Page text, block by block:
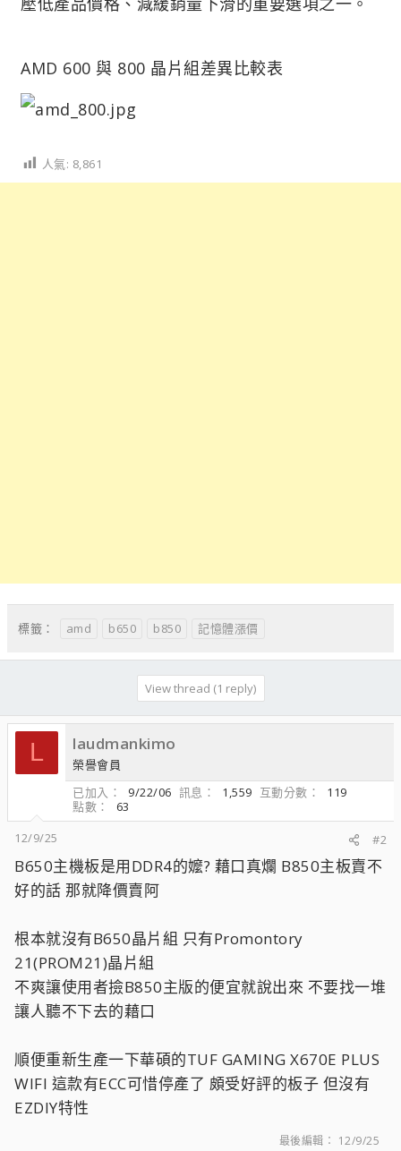
AMD 600 與 800 晶片組差異比較表
人氣: 8,861
標籤： amd b650 b850 記憶體漲價
View thread (1 reply)
L laudmankimo
榮譽會員
已加入
9/22/06 訊息 1,559 互動分數
119
點數
63
12/9/25
#2
B650主機板是用DDR4的嬤? 藉口真爛 B850主板賣不
好的話 那就降價賣阿
根本就沒有B650晶片組 只有Promontory
21(PROM21)晶片組
不爽讓使用者撿B850主版的便宜就說出來 不要找一堆
讓人聽不下去的藉口
順便重新生產一下華碩的TUF GAMING X670E PLUS
WIFI 這款有ECC可惜停產了 頗受好評的板子 但沒有
EZDIY特性
最後編輯： 12/9/25